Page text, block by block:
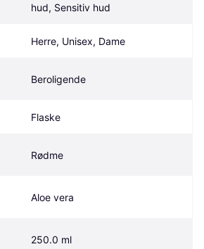
hud, Sensitiv hud
Herre, Unisex, Dame
Beroligende
Flaske
Rødme
Aloe vera
250.0 ml